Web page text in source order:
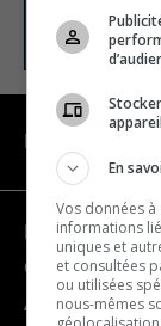
Become a
Contact us
About us
En
Vos données
informations
uniques et
et consultées
ou utilisées
nous-mêmes